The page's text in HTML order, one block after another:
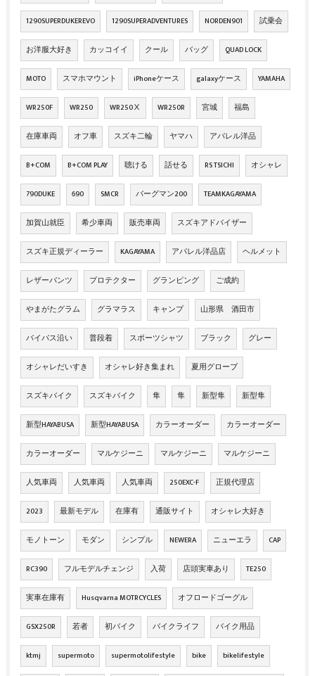
1290SUPERDUKEREVO 1290SUPERADVENTURES NORDEN901 試乗会
お洋服大好き カッコイイ クール バッグ QUAD LOCK
MOTO スマホマウント iPhoneケース galaxyケース YAMAHA
WR250F WR250 WR250Ⅹ WR250R 宮城 福島
在庫車両 オフ車 スズキ二輪 ヤマハ アパレル洋品
B+COM B+COM PLAY 聴ける 話せる RS TSICHI オシャレ
790DUKE 690 SMCR バーグマン200 TEAMKAGAYAMA
加賀山就臣 希少車両 販売車両 スズキアドバイザー
スズキ正規ディーラー KAGAYAMA アパレル洋品店 ヘルメット
レザーパンツ プロテクター グランピング ご成約
やまがたグラム グラマラス キャンプ 山形県 酒田市
バイパス沿い 普段着 スポーツシャツ ブラック グレー
オシャレだいすき オシャレ好き集まれ 夏用グローブ
スズキバイク スズキバイク 隼 隼 新型隼 新型隼
新型HAYABUSA 新型HAYABUSA カラーオーダー カラーオーダー
カラーオーダー マルケジーニ マルケジーニ マルケジーニ
人気車両 人気車両 人気車両 250EXC-F 正規代理店
2023 最新モデル 在庫有 通販サイト オシャレ大好き
モノトーン モダン シンプル NEWERA ニューエラ CAP
RC390 フルモデルチェンジ 入荷 店頭実車あり TE250
実車在庫有 Husqvarna MOTRCYCLES オフロードゴーグル
GSX250R 若者 初バイク バイクライフ バイク用品
ktmj supermoto supermotolifestyle bike bikelifestyle